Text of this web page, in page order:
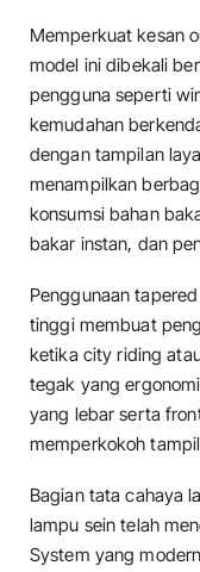
Memperkuat kesan
model ini dibekali
pengguna seperti
kemudahan
dengan tampilan
menampilkan
konsumsi bahan
bakar instan, dan
Penggunaan
tinggi membuat
ketika city riding
tegak yang
yang lebar serta
memperkokoh
Bagian tata cahaya
lampu sein telah
System yang